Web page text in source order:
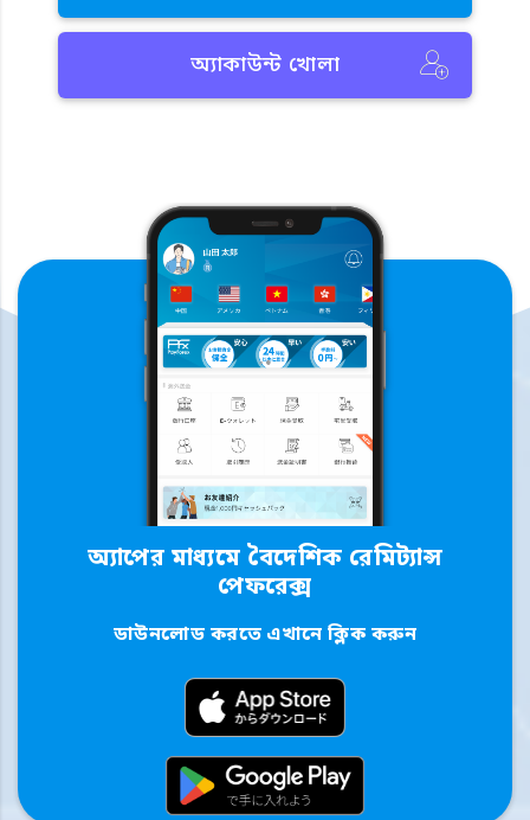
অ্যাকাউন্ট খোলা
অ্যাপের মাধ্যমে বৈদেশিক রেমিট্যান্স
পেফরেক্স
ডাউনলোড করতে এখানে ক্লিক করুন